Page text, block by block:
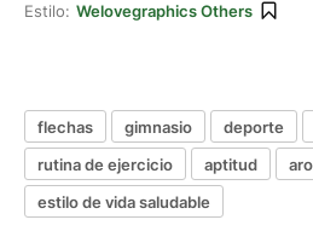
Estilo: Welovegraphics Others
flechas gimnasio deporte
rutina de ejercicio
aptitud aro
estilo de vida saludable